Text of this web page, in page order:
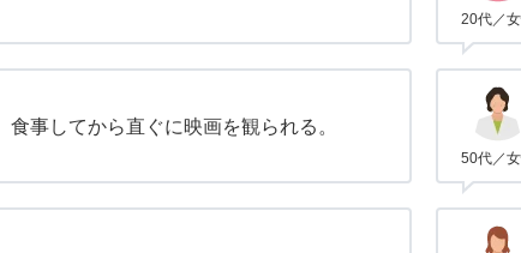
20代／
食事してから直ぐに映画を観られる。
50代／